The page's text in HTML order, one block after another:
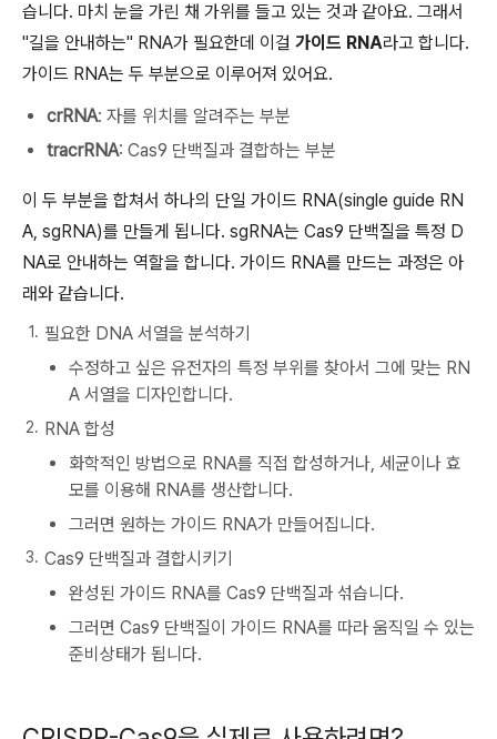
습니다. 마치 눈을 가린 채 가위를 들고 있는 것과 같아요. 그래서
"길을 안내하는" RNA가 필요한데 이걸 가이드 RNA라고 합니다.
가이드 RNA는 두 부분으로 이루어져 있어요.
crRNA: 자를 위치를 알려주는 부분
tracrRNA: Cas9 단백질과 결합하는 부분
이 두 부분을 합쳐서 하나의 단일 가이드 RNA(single guide RN
A, sgRNA)를 만들게 됩니다. sgRNA는 Cas9 단백질을 특정 D
NA로 안내하는 역할을 합니다. 가이드 RNA를 만드는 과정은 아
래와 같습니다.
필요한 DNA 서열을 분석하기
수정하고 싶은 유전자의 특정 부위를 찾아서 그에 맞는 RN
A 서열을 디자인합니다.
RNA 합성
화학적인 방법으로 RNA를 직접 합성하거나, 세균이나 효
모를 이용해 RNA를 생산합니다.
그러면 원하는 가이드 RNA가 만들어집니다.
Cas9 단백질과 결합시키기
완성된 가이드 RNA를 Cas9 단백질과 섞습니다.
그러면 Cas9 단백질이 가이드 RNA를 따라 움직일 수 있는
준비상태가 됩니다.